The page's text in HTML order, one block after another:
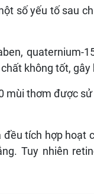
số yếu tố sau
quaternium-
không tốt, gây
mùi thơm được
tích hợp hoạt
Tuy nhiên